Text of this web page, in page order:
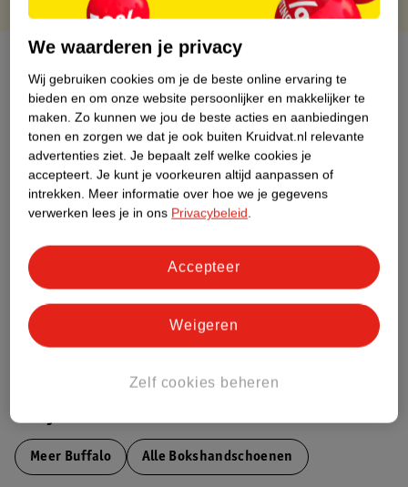
Over dit product
Productinformatie
Etiketinformatie
Nature Impact Score
Meer informatie
Bestel & Bezorginformatie
Bekijk ook
Meer Buffalo Alle Bokshandschoenen
We waarderen je privacy
Wij gebruiken cookies om je de beste online ervaring te
bieden en om onze website persoonlijker en makkelijker te
maken. Zo kunnen we jou de beste acties en aanbiedingen
tonen en zorgen we dat je ook buiten Kruidvat.nl relevante
advertenties ziet. Je bepaalt zelf welke cookies je
accepteert. Je kunt je voorkeuren altijd aanpassen of
intrekken. Meer informatie over hoe we je gegevens
verwerken lees je in ons Privacybeleid.
Zelf cookies beheren
Weigeren
Accepteer